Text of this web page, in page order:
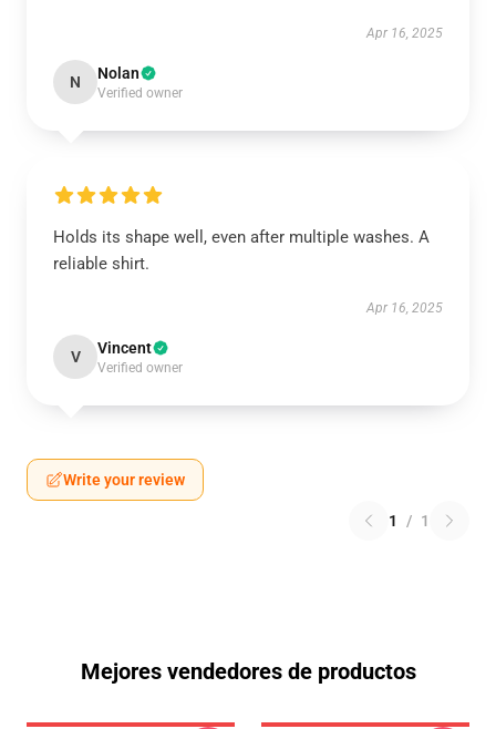
Apr 16, 2025
N Nolan
Verified owner
Holds its shape well, even after multiple washes. A
reliable shirt.
Apr 16, 2025
V Vincent
Verified owner
Write your review
1 / 1
Mejores vendedores de productos